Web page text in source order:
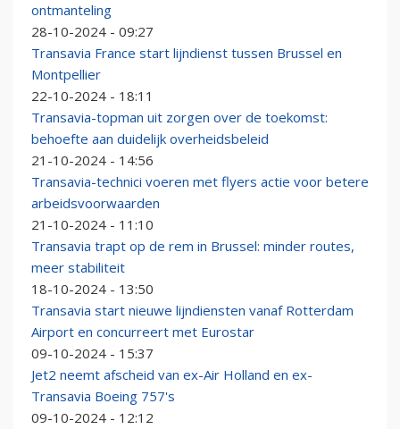
ontmanteling
28-10-2024 - 09:27
Transavia France start lijndienst tussen Brussel en
Montpellier
22-10-2024 - 18:11
Transavia-topman uit zorgen over de toekomst:
behoefte aan duidelijk overheidsbeleid
21-10-2024 - 14:56
Transavia-technici voeren met flyers actie voor betere
arbeidsvoorwaarden
21-10-2024 - 11:10
Transavia trapt op de rem in Brussel: minder routes,
meer stabiliteit
18-10-2024 - 13:50
Transavia start nieuwe lijndiensten vanaf Rotterdam
Airport en concurreert met Eurostar
09-10-2024 - 15:37
Jet2 neemt afscheid van ex-Air Holland en ex-
Transavia Boeing 757's
09-10-2024 - 12:12